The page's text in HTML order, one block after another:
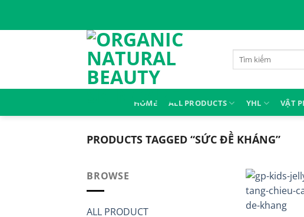
Search
for:
HOME ALL PRODUCTS YHL VẬT
PRODUCTS TAGGED “SỨC ĐỀ KHÁNG”
BROWSE
ALL PRODUCT